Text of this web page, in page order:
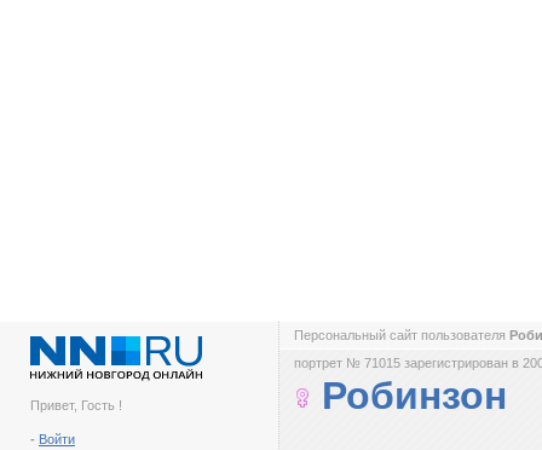
Привет, Гость !
- Войти
Персональный сайт пользователя
портрет № 71015 зарегистрирован в
Робинзон